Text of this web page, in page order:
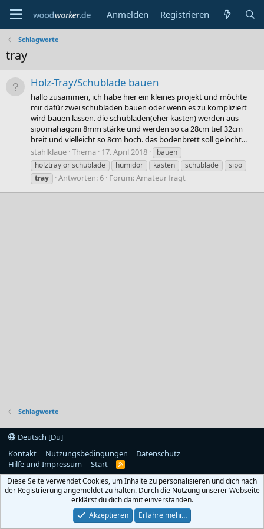
Anmelden Registrieren
Schlagworte
tray
Holz-Tray/Schublade bauen
hallo zusammen, ich habe hier ein kleines projekt und möchte
mir dafür zwei schubladen bauen oder wenn es zu kompliziert
wird bauen lassen. die schubladen(eher kästen) werden aus
sipomahagoni 8mm stärke und werden so ca 28cm tief 32cm
breit und vielleicht so 8cm hoch. das bodenbrett soll gelocht...
stahlklaue Thema 17. April 2018
bauen
holztray or schublade
humidor kasten schublade
sipo
tray
Antworten: 6 Forum:Amateur fragt
Schlagworte
Deutsch [Du]
Kontakt
Nutzungsbedingungen
Datenschutz
Hilfe und Impressum
Start
R
S
Diese Seite verwendet Cookies, um Inhalte zu personalisieren und dich nach
der Registrierung angemeldet zu halten. Durch die Nutzung unserer Webseite
erklärst du dich damit einverstanden.
Akzeptieren
Erfahre mehr…